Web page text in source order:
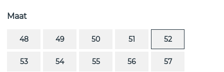
Maat
48 49 50 51 52
53 54 55 56 57